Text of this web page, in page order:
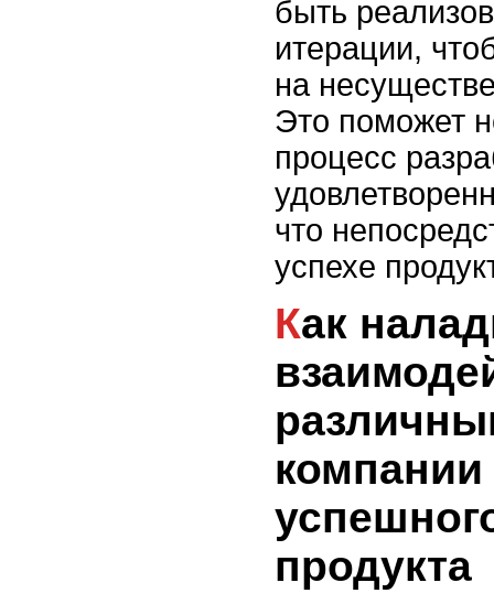
быть
итерации,
на
Это поможет
процесс
что
успехе
Как наладить
продукта